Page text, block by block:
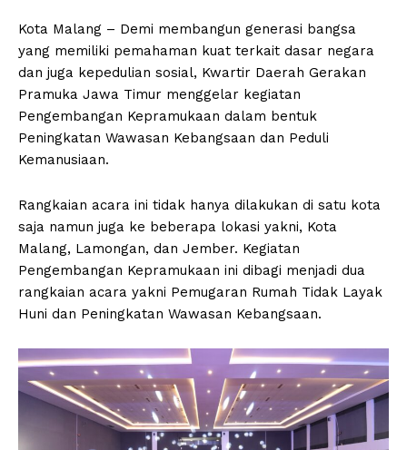
Kota Malang – Demi membangun generasi bangsa
yang memiliki pemahaman kuat terkait dasar negara
dan juga kepedulian sosial, Kwartir Daerah Gerakan
Pramuka Jawa Timur menggelar kegiatan
Pengembangan Kepramukaan dalam bentuk
Peningkatan Wawasan Kebangsaan dan Peduli
Kemanusiaan.
Rangkaian acara ini tidak hanya dilakukan di satu kota
saja namun juga ke beberapa lokasi yakni, Kota
Malang, Lamongan, dan Jember. Kegiatan
Pengembangan Kepramukaan ini dibagi menjadi dua
rangkaian acara yakni Pemugaran Rumah Tidak Layak
Huni dan Peningkatan Wawasan Kebangsaan.